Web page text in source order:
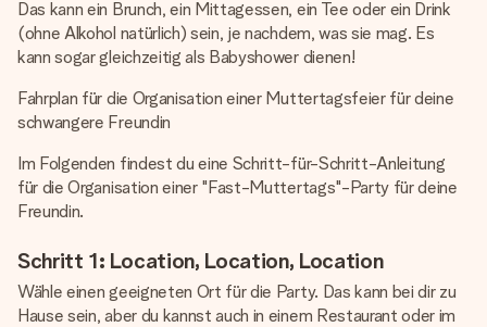
Das kann ein Brunch, ein Mittagessen, ein Tee oder ein Drink
(ohne Alkohol natürlich) sein, je nachdem, was sie mag. Es
kann sogar gleichzeitig als Babyshower dienen!
Fahrplan für die Organisation einer Muttertagsfeier für deine
schwangere Freundin
Im Folgenden findest du eine Schritt-für-Schritt-Anleitung
für die Organisation einer "Fast-Muttertags"-Party für deine
Freundin.
Schritt 1: Location, Location, Location
Wähle einen geeigneten Ort für die Party. Das kann bei dir zu
Hause sein, aber du kannst auch in einem Restaurant oder im